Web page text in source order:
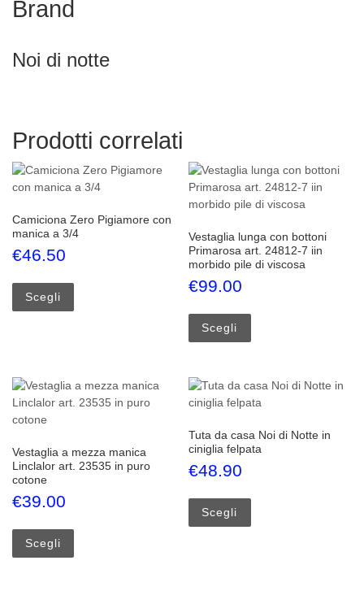
Brand
Noi di notte
Prodotti correlati
Camiciona Zero Pigiamore con
manica a 3/4
€46.50
Scegli
Questo prodotto ha più varianti. Le opzioni possono
Vestaglia lunga con bottoni
Primarosa art. 24812-7 iin
morbido pile di viscosa
€99.00
Scegli
Vestaglia a mezza manica
Linclalor art. 23535 in puro
cotone
€39.00
Scegli
Questo prodotto ha più varianti. Le opzioni possono
Tuta da casa Noi di Notte in
ciniglia felpata
€48.90
Scegli